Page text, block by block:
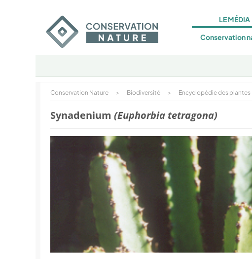
LE MÉDIA
Conservation
Conservation Nature > Biodiversité > Encyclopédie des plantes
Synadenium (Euphorbia tetragona)